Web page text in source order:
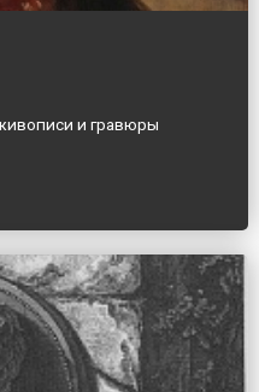
и гравюры